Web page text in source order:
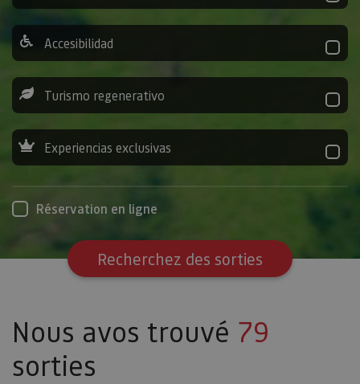
Accesibilidad
Turismo regenerativo
Experiencias exclusivas
Réservation en ligne
Recherchez des sorties
Nous avos trouvé 79
sorties